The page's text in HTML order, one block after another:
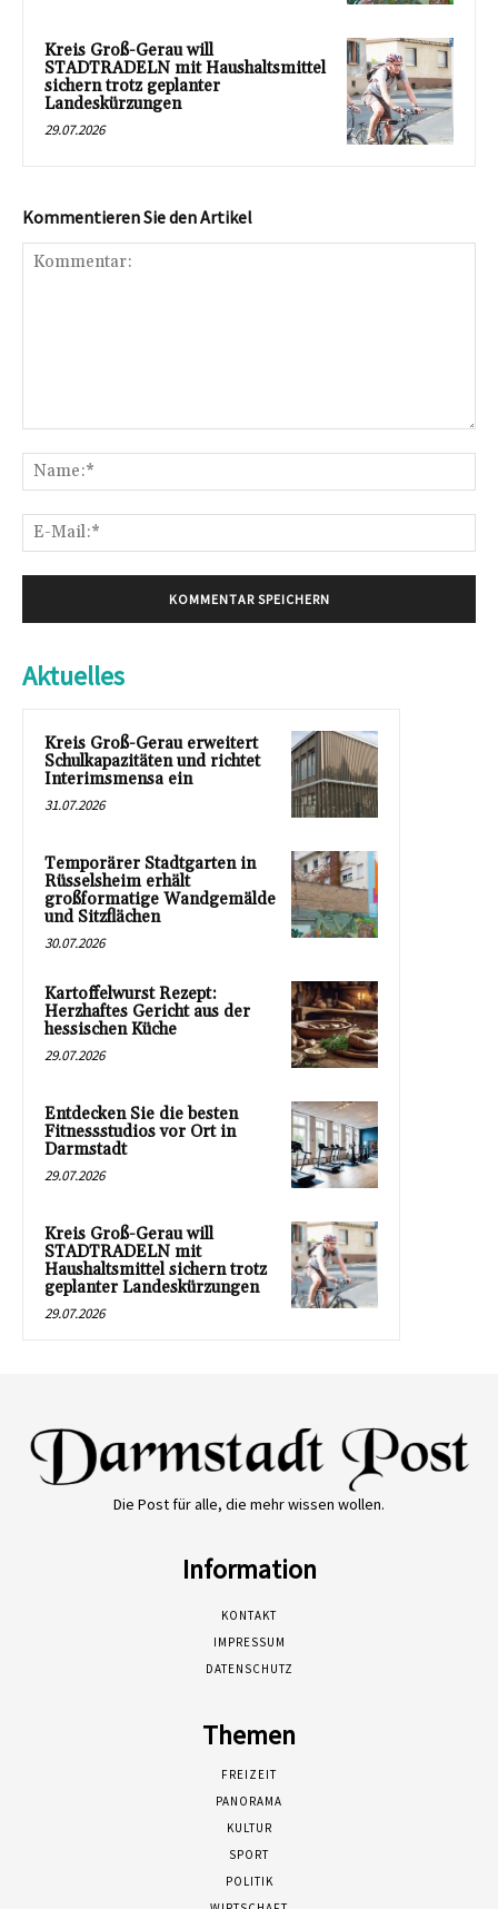
Kreis Groß-Gerau will
STADTRADELN mit Haushaltsmittel
sichern trotz geplanter
Landeskürzungen
29.07.2026
Kommentieren Sie den Artikel
Aktuelles
Kreis Groß-Gerau erweitert
Schulkapazitäten und richtet
Interimsmensa ein
31.07.2026
Temporärer Stadtgarten in
Rüsselsheim erhält
großformatige Wandgemälde
und Sitzflächen
30.07.2026
Kartoffelwurst Rezept:
Herzhaftes Gericht aus der
hessischen Küche
29.07.2026
Entdecken Sie die besten
Fitnessstudios vor Ort in
Darmstadt
29.07.2026
Kreis Groß-Gerau will
STADTRADELN mit
Haushaltsmittel sichern trotz
geplanter Landeskürzungen
29.07.2026
Die Post für alle, die mehr wissen wollen.
Information
KONTAKT
IMPRESSUM
DATENSCHUTZ
Themen
FREIZEIT
PANORAMA
KULTUR
SPORT
POLITIK